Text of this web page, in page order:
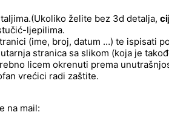
želite bez 3d detalja,
ljepilima.
(ime, broj, datum …) te ispisati
stranica sa slikom (koja je
licem okrenuti prema
vrećici radi zaštite.
na mail: